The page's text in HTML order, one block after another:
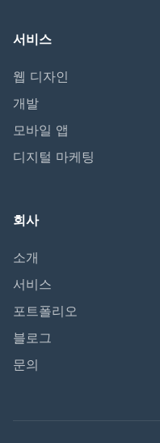
서비스
웹 디자인
개발
모바일 앱
디지털 마케팅
회사
소개
서비스
포트폴리오
블로그
문의